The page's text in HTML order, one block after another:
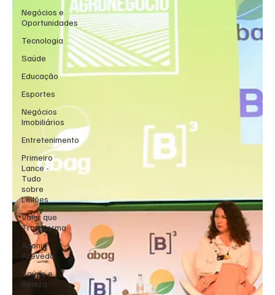
Negócios e
Oportunidades
Tecnologia
Saúde
Educação
Esportes
Negócios
Imobiliários
Entretenimento
Primeiro
Lance -
Tudo
sobre
Leilões
Valor que
Transforma
Adonis
Azevedo
Saúde e
Beleza